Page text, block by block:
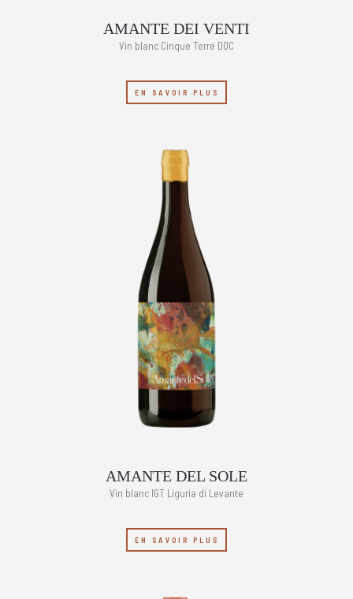
AMANTE DEI VENTI
Vin blanc Cinque Terre DOC
EN SAVOIR PLUS
AMANTE DEL SOLE
Vin blanc IGT Liguria di Levante
EN SAVOIR PLUS